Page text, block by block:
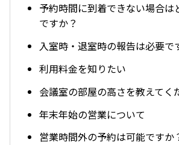
予約時間に到着できない場合は
ですか？
入室時・退室時の報告は必要で
利用料金を知りたい
会議室の部屋の高さを教えてく
年末年始の営業について
営業時間外の予約は可能ですか